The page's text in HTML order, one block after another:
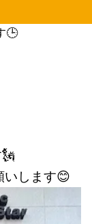
🕒
いします😊